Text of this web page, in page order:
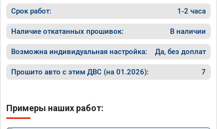
Срок работ: 1-2 часа
Наличие откатанных прошивок: В наличии
Возможна индивидуальная настройка: Да, без доплат
Прошито авто с этим ДВС (на 01.2026): 7
Примеры наших работ: